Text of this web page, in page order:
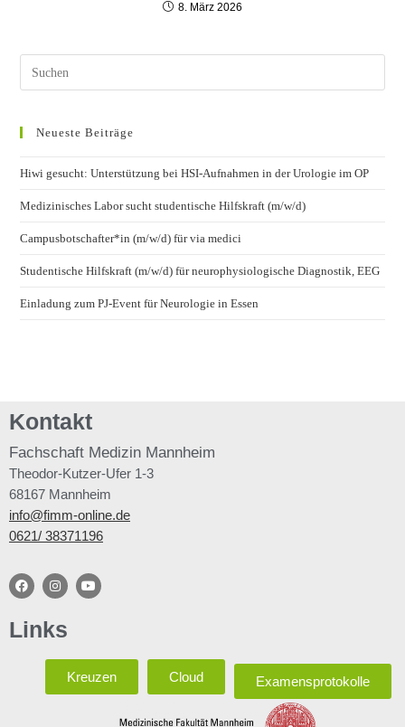
8. März 2026
Neueste Beiträge
Hiwi gesucht: Unterstützung bei HSI-Aufnahmen in der Urologie im OP
Medizinisches Labor sucht studentische Hilfskraft (m/w/d)
Campusbotschafter*in (m/w/d) für via medici
Studentische Hilfskraft (m/w/d) für neurophysiologische Diagnostik, EEG
Einladung zum PJ-Event für Neurologie in Essen
Kontakt
Fachschaft Medizin Mannheim
Theodor-Kutzer-Ufer 1-3
68167 Mannheim
info@fimm-online.de
0621/ 38371196
Links
Kreuzen Cloud Examensprotokolle